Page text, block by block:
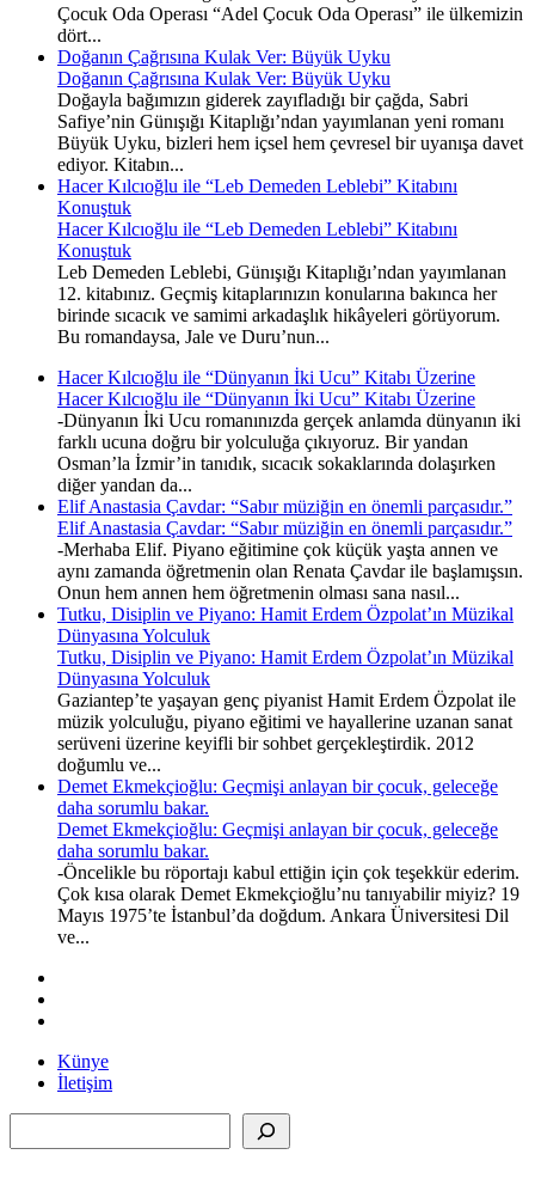
Çocuk Oda Operası “Adel Çocuk Oda Operası” ile ülkemizin
dört...
Doğanın Çağrısına Kulak Ver: Büyük Uyku
Doğanın Çağrısına Kulak Ver: Büyük Uyku
Doğayla bağımızın giderek zayıfladığı bir çağda, Sabri
Safiye’nin Günışığı Kitaplığı’ndan yayımlanan yeni romanı
Büyük Uyku, bizleri hem içsel hem çevresel bir uyanışa davet
ediyor. Kitabın...
Hacer Kılcıoğlu ile “Leb Demeden Leblebi” Kitabını
Konuştuk
Hacer Kılcıoğlu ile “Leb Demeden Leblebi” Kitabını
Konuştuk
Leb Demeden Leblebi, Günışığı Kitaplığı’ndan yayımlanan
12. kitabınız. Geçmiş kitaplarınızın konularına bakınca her
birinde sıcacık ve samimi arkadaşlık hikâyeleri görüyorum.
Bu romandaysa, Jale ve Duru’nun...
Hacer Kılcıoğlu ile “Dünyanın İki Ucu” Kitabı Üzerine
Hacer Kılcıoğlu ile “Dünyanın İki Ucu” Kitabı Üzerine
-Dünyanın İki Ucu romanınızda gerçek anlamda dünyanın iki
farklı ucuna doğru bir yolculuğa çıkıyoruz. Bir yandan
Osman’la İzmir’in tanıdık, sıcacık sokaklarında dolaşırken
diğer yandan da...
Elif Anastasia Çavdar: “Sabır müziğin en önemli parçasıdır.”
Elif Anastasia Çavdar: “Sabır müziğin en önemli parçasıdır.”
-Merhaba Elif. Piyano eğitimine çok küçük yaşta annen ve
aynı zamanda öğretmenin olan Renata Çavdar ile başlamışsın.
Onun hem annen hem öğretmenin olması sana nasıl...
Tutku, Disiplin ve Piyano: Hamit Erdem Özpolat’ın Müzikal
Dünyasına Yolculuk
Tutku, Disiplin ve Piyano: Hamit Erdem Özpolat’ın Müzikal
Dünyasına Yolculuk
Gaziantep’te yaşayan genç piyanist Hamit Erdem Özpolat ile
müzik yolculuğu, piyano eğitimi ve hayallerine uzanan sanat
serüveni üzerine keyifli bir sohbet gerçekleştirdik. 2012
doğumlu ve...
Demet Ekmekçioğlu: Geçmişi anlayan bir çocuk, geleceğe
daha sorumlu bakar.
Demet Ekmekçioğlu: Geçmişi anlayan bir çocuk, geleceğe
daha sorumlu bakar.
-Öncelikle bu röportajı kabul ettiğin için çok teşekkür ederim.
Çok kısa olarak Demet Ekmekçioğlu’nu tanıyabilir miyiz? 19
Mayıs 1975’te İstanbul’da doğdum. Ankara Üniversitesi Dil
ve...
Künye
İletişim